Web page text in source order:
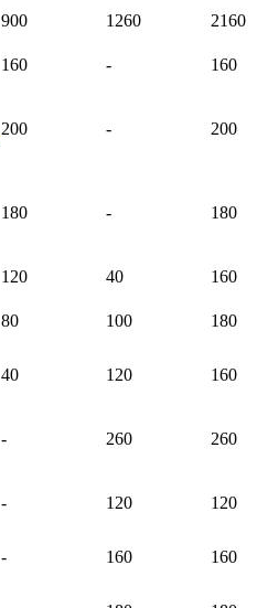
900 1260 2160
160 - 160
200 - 200
180 - 180
120 40 160
80 100 180
40 120 160
- 260 260
- 120 120
- 160 160